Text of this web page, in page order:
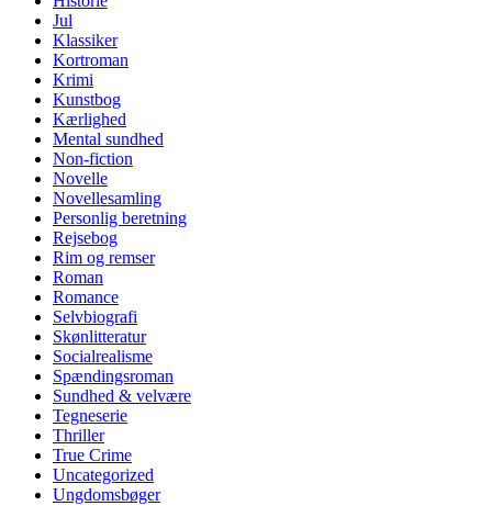
Jul
Klassiker
Kortroman
Krimi
Kunstbog
Kærlighed
Mental sundhed
Non-fiction
Novelle
Novellesamling
Personlig beretning
Rejsebog
Rim og remser
Roman
Romance
Selvbiografi
Skønlitteratur
Socialrealisme
Spændingsroman
Sundhed & velvære
Tegneserie
Thriller
True Crime
Uncategorized
Ungdomsbøger